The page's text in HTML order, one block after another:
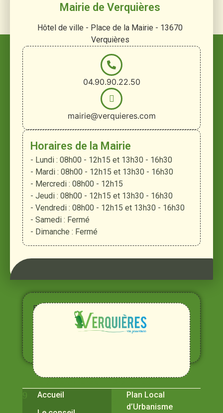
Mairie de Verquières
Hôtel de ville - Place de la Mairie - 13670
Verquières
04.90.90.22.50
mairie@verquieres.com
Horaires de la Mairie
- Lundi : 08h00 - 12h15 et 13h30 - 16h30
- Mardi : 08h00 - 12h15 et 13h30 - 16h30
- Mercredi : 08h00 - 12h15
- Jeudi : 08h00 - 12h15 et 13h30 - 16h30
- Vendredi : 08h00 - 12h15 et 13h30 - 16h30
- Samedi : Fermé
- Dimanche : Fermé
Entre
Rhône,
Alpilles
et
Durance
Accueil
Plan Local
d’Urbanisme